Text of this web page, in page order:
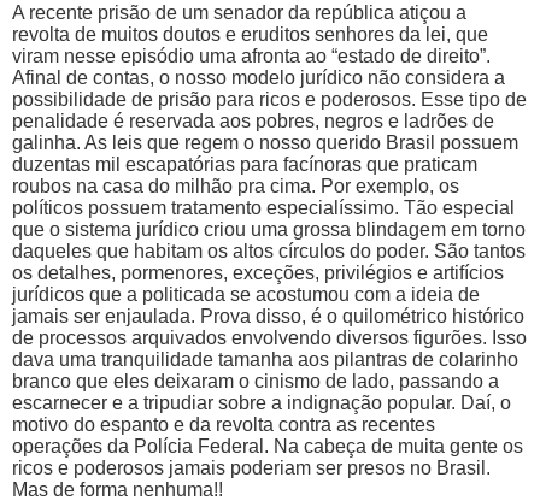
A recente prisão de um senador da república atiçou a
revolta de muitos doutos e eruditos senhores da lei, que
viram nesse episódio uma afronta ao “estado de direito”.
Afinal de contas, o nosso modelo jurídico não considera a
possibilidade de prisão para ricos e poderosos. Esse tipo de
penalidade é reservada aos pobres, negros e ladrões de
galinha. As leis que regem o nosso querido Brasil possuem
duzentas mil escapatórias para facínoras que praticam
roubos na casa do milhão pra cima. Por exemplo, os
políticos possuem tratamento especialíssimo. Tão especial
que o sistema jurídico criou uma grossa blindagem em torno
daqueles que habitam os altos círculos do poder. São tantos
os detalhes, pormenores, exceções, privilégios e artifícios
jurídicos que a politicada se acostumou com a ideia de
jamais ser enjaulada. Prova disso, é o quilométrico histórico
de processos arquivados envolvendo diversos figurões. Isso
dava uma tranquilidade tamanha aos pilantras de colarinho
branco que eles deixaram o cinismo de lado, passando a
escarnecer e a tripudiar sobre a indignação popular. Daí, o
motivo do espanto e da revolta contra as recentes
operações da Polícia Federal. Na cabeça de muita gente os
ricos e poderosos jamais poderiam ser presos no Brasil.
Mas de forma nenhuma!!